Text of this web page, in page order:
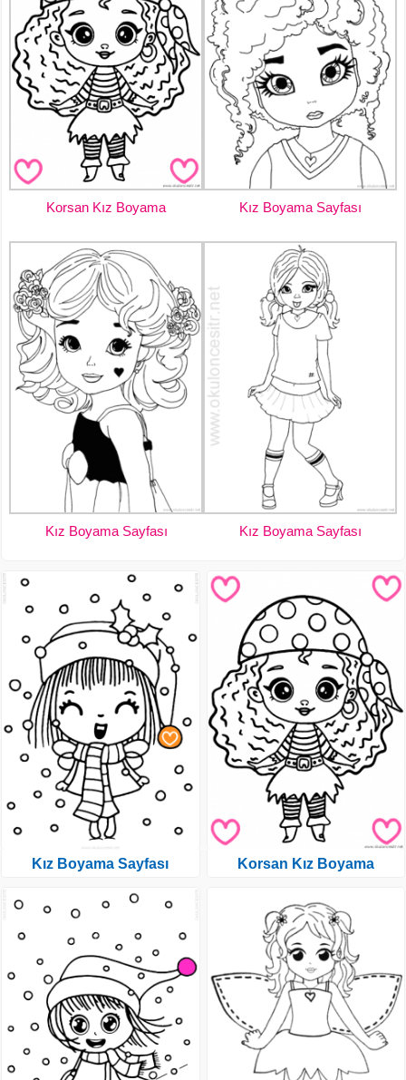
Korsan Kız Boyama Kız Boyama Sayfası
Kız Boyama Sayfası Kız Boyama Sayfası
Kız Boyama Sayfası Korsan Kız Boyama